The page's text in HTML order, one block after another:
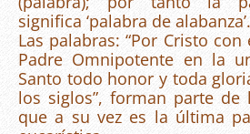
significa ‘palabra de alabanza’.
Las palabras: “Por Cristo
Padre Omnipotente en la
Santo todo honor y toda
los siglos”, forman parte de
que a su vez es la última